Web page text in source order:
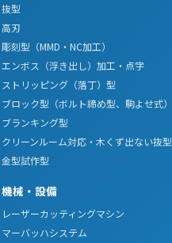
抜型
高刃
彫刻型（MMD・NC加工）
エンボス（浮き出し）加工・点字
ストリッピング（落丁）型
ブロック型（ボルト締め型、駒よせ式）
ブランキング型
クリーンルーム対応・木くず出ない抜型
金型試作型
機械・設備
レーザーカッティングマシン
マーバッハシステム